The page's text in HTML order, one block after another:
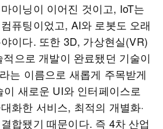
이닝이 이어진 것이고, IoT는
퓨팅이었고, AI와 로봇도 오래
이다. 또한 3D, 가상현실(VR)
으로 개발이 완료됐던 기술이
는 이름으로 새롭게 주목받게
새로운 UI와 인터페이스로
화한 서비스, 최적의 개별화·
합됐기 때문이다. 즉 4차 산업